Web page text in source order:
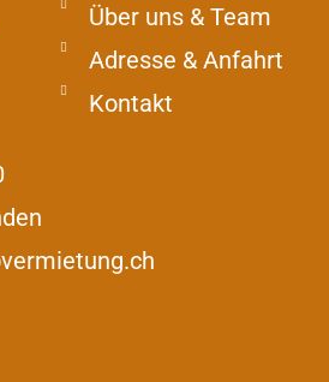
Über uns & Team
Adresse & Anfahrt
Kontakt